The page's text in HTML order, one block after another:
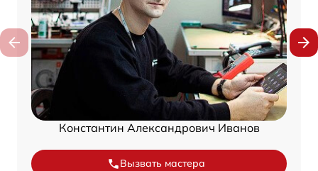
Константин Александрович Иванов
Вызвать мастера